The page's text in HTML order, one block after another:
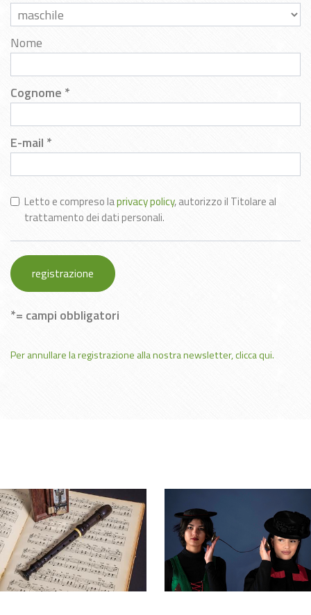
Nome
Cognome
E-mail
Letto e compreso laprivacy policy, autorizzo il Titolare al
trattamento dei dati personali.
registrazione
*= campi obbligatori
Per annullare la registrazione alla nostra newsletter, clicca qui.